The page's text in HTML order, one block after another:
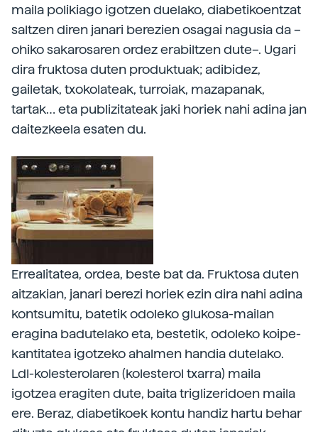
maila polikiago igotzen duelako, diabetikoentzat
saltzen diren janari berezien osagai nagusia da –
ohiko sakarosaren ordez erabiltzen dute–. Ugari
dira fruktosa duten produktuak; adibidez,
gailetak, txokolateak, turroiak, mazapanak,
tartak… eta publizitateak jaki horiek nahi adina jan
daitezkeela esaten du.
Errealitatea, ordea, beste bat da. Fruktosa duten
aitzakian, janari berezi horiek ezin dira nahi adina
kontsumitu, batetik odoleko glukosa-mailan
eragina badutelako eta, bestetik, odoleko koipe-
kantitatea igotzeko ahalmen handia dutelako.
Ldl-kolesterolaren (kolesterol txarra) maila
igotzea eragiten dute, baita triglizeridoen maila
ere. Beraz, diabetikoek kontu handiz hartu behar